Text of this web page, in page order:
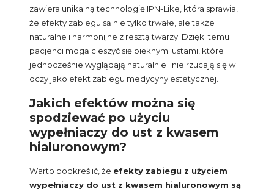
zawiera unikalną technologię IPN-Like, która sprawia,
że efekty zabiegu są nie tylko trwałe, ale także
naturalne i harmonijne z resztą twarzy. Dzięki temu
pacjenci mogą cieszyć się pięknymi ustami, które
jednocześnie wyglądają naturalnie i nie rzucają się w
oczy jako efekt zabiegu medycyny estetycznej.
Jakich efektów można się
spodziewać po użyciu
wypełniaczy do ust z kwasem
hialuronowym?
Warto podkreślić, że efekty zabiegu z użyciem
wypełniaczy do ust z kwasem hialuronowym są